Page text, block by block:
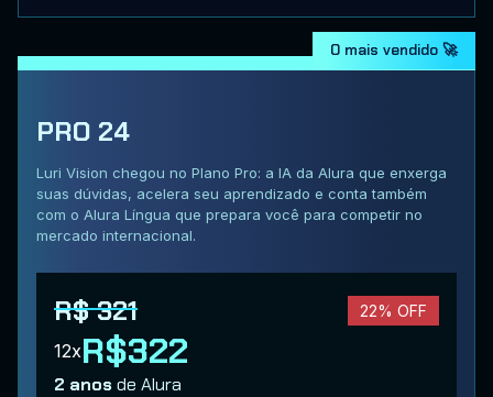
O mais vendido 🚀
PRO 24
Luri Vision chegou no Plano Pro: a IA da Alura que enxerga
suas dúvidas, acelera seu aprendizado e conta também
com o Alura Língua que prepara você para competir no
mercado internacional.
R$ 321 22% OFF
12xR$322
2 anosde Alura